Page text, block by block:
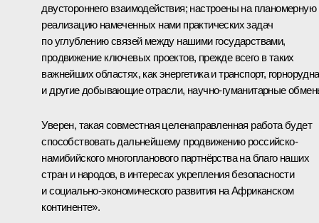
двустороннего взаимодействия; настроены на планомерную
реализацию намеченных нами практических задач
по углублению связей между нашими государствами,
продвижение ключевых проектов, прежде всего в таких
важнейших областях, как энергетика и транспорт,
и другие добывающие отрасли, научно-гуманитарные
Уверен, такая совместная целенаправленная работа будет
способствовать дальнейшему продвижению российско-
намибийского многопланового партнёрства на благо наших
стран и народов, в интересах укрепления безопасности
и социально-экономического развития на Африканском
континенте».